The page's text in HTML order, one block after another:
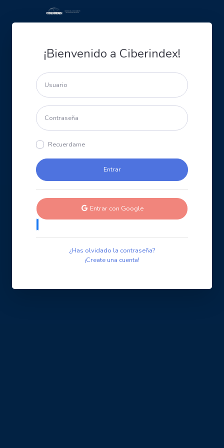
¡Bienvenido a Ciberindex!
Recuerdame
Entrar con Google
¿Has olvidado la contraseña?
¡Create una cuenta!